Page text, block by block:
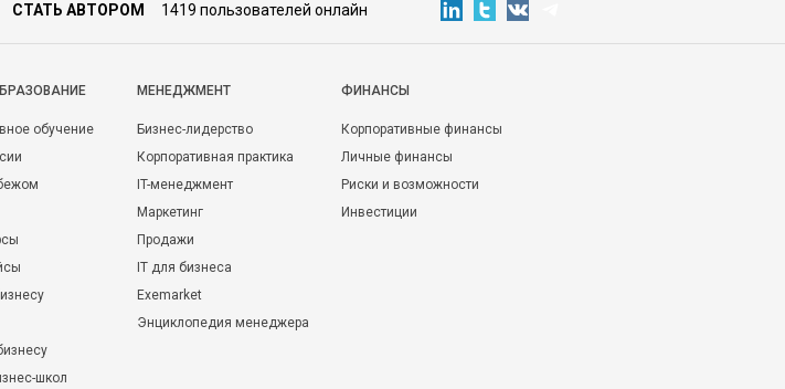
СТАТЬ АВТОРОМ 1419 пользователей онлайн
обучение
школ
МЕНЕДЖМЕНТ
Бизнес-лидерство
Корпоративная практика
IT-менеджмент
Маркетинг
Продажи
IT для бизнеса
Exemarket
Энциклопедия менеджера
ФИНАНСЫ
Корпоративные финансы
Личные финансы
Риски и возможности
Инвестиции